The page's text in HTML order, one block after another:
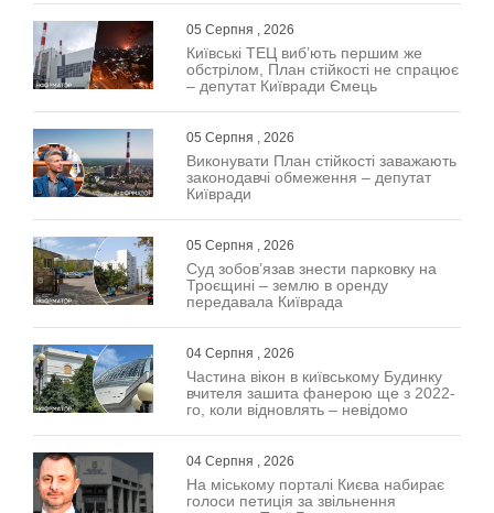
05 Серпня , 2026
Київські ТЕЦ виб’ють першим же
обстрілом, План стійкості не спрацює
– депутат Київради Ємець
05 Серпня , 2026
Виконувати План стійкості заважають
законодавчі обмеження – депутат
Київради
05 Серпня , 2026
Суд зобов’язав знести парковку на
Троєщині – землю в оренду
передавала Київрада
04 Серпня , 2026
Частина вікон в київському Будинку
вчителя зашита фанерою ще з 2022-
го, коли відновлять – невідомо
04 Серпня , 2026
На міському порталі Києва набирає
голоси петиція за звільнення